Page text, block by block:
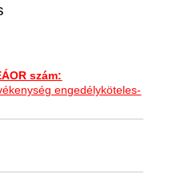
szám:
engedélyköteles-